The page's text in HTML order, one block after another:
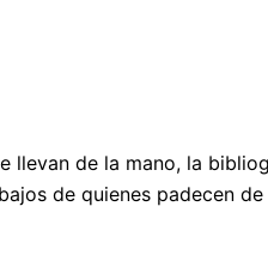
de la mano, la
de quienes padecen